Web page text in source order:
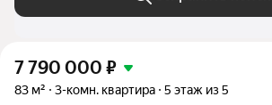
7 790 000 ₽
83 м² 3-комн. квартира 5 этаж из 5